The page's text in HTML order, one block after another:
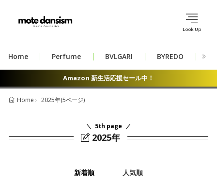
Look Up
Home Perfume BVLGARI BYREDO
Amazon 新生活応援セール中！
Home 2025年(5ページ)
2025年
5th page
新着順 人気順